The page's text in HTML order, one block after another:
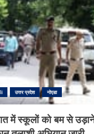
उत्तर प्रदेश नोएडा
में स्कूलों को बम से